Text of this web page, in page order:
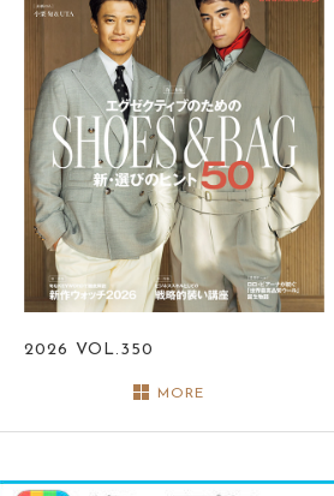
2026 VOL.350
MORE